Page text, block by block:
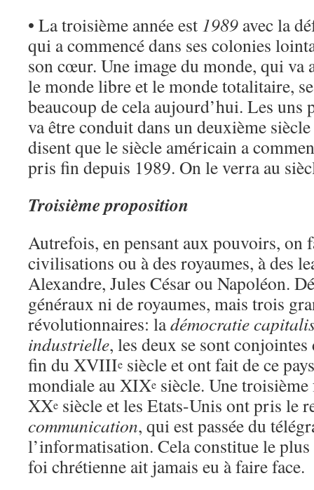
• La troisième année est 1989 avec la
qui a commencé dans ses colonies
son cœur. Une image du monde, qui va
le monde libre et le monde totalitaire,
beaucoup de cela aujourd’hui. Les uns
va être conduit dans un deuxième
disent que le siècle américain a
pris fin depuis 1989. On le verra au
Troisième proposition
Autrefois, en pensant aux pouvoirs, on
civilisations ou à des royaumes, à des
Alexandre, Jules César ou Napoléon.
généraux ni de royaumes, mais trois
révolutionnaires: ladémocratie
industrielle, les deux se sont
fin du XVIIIe siècle et ont fait de ce
mondiale au XIXe siècle. Une troisième
XXe siècle et les Etats-Unis ont pris le
communication, qui est passée du
l’informatisation. Cela constitue le
foi chrétienne ait jamais eu à faire face.